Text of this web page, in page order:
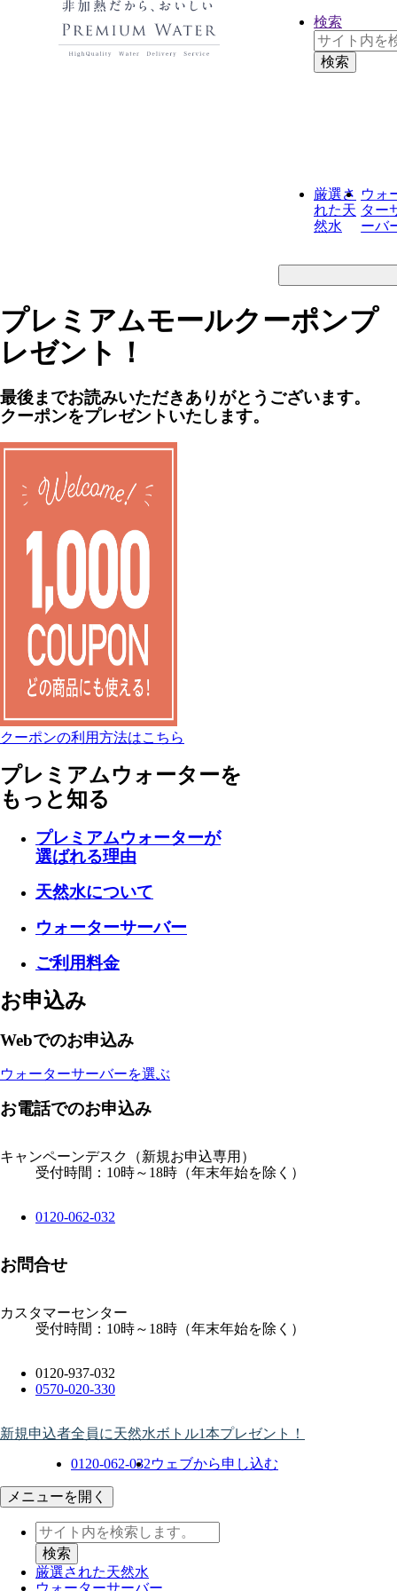
厳選さ
れた天
然水
ウォ
ター
ーバ
検索
プレミアムモールクーポンプ
レゼント！
最後までお読みいただきありがとうございます。
クーポンをプレゼントいたします。
クーポンの利用方法はこちら
プレミアムウォーターを
もっと知る
プレミアムウォーターが
選ばれる理由
天然水について
ウォーターサーバー
ご利用料金
お申込み
Webでのお申込み
ウォーターサーバーを選ぶ
お電話でのお申込み
キャンペーンデスク
（新規お申込専用）
受付時間：10時～18時（年末年始を除く）
0120-062-032
お問合せ
カスタマーセンター
受付時間：10時～18時（年末年始を除く）
0120-937-032
0570-020-330
新規申込者全員に天然水ボトル1本プレゼント！
0120-062-032ウェブから申し込む
メニューを開く
厳選された天然水
ウォーターサーバー